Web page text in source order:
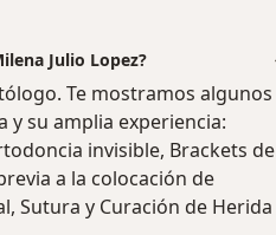
Julio Lopez?
Te mostramos algunos
y su amplia experiencia:
invisible, Brackets de
a la colocación de
Sutura y Curación de Herida